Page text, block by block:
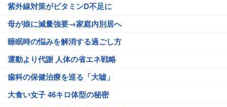
紫外線対策がビタミンD不足に
母が娘に減量強要→家庭内別居へ
睡眠時の悩みを解消する過ごし方
運動より代謝 人体の省エネ戦略
歯科の保健治療を巡る「大嘘」
大食い女子 46キロ体型の秘密